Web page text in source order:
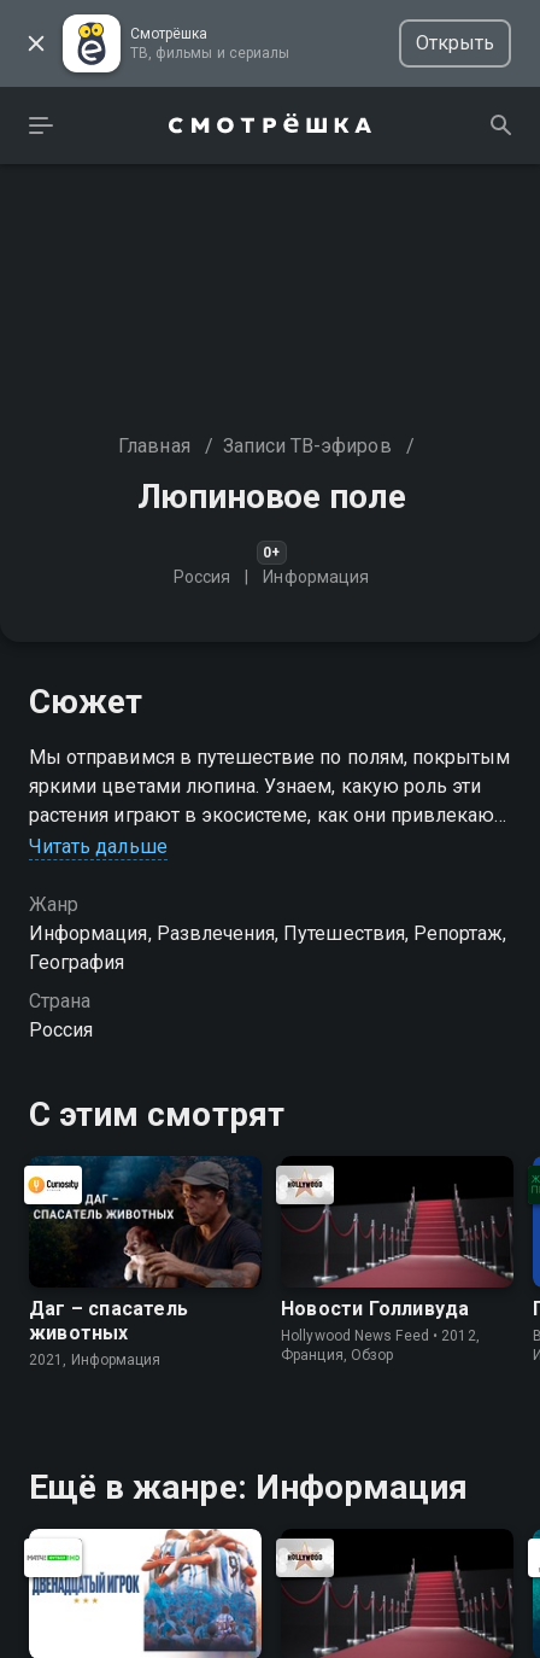
Смотрёшка
ТВ, фильмы и сериалы
Открыть
Главная / Записи ТВ-эфиров /
Люпиновое поле
0+
Россия Информация
Сюжет
Мы отправимся в путешествие по полям, покрытым
яркими цветами люпина. Узнаем, какую роль эти
растения играют в экосистеме, как они привлекают
насекомых-опылителей и создают уникальный
Читать дальше
Жанр
Информация, Развлечения, Путешествия, Репортаж,
География
Страна
Россия
С этим смотрят
Даг – спасатель
животных
2021, Информация
Новости Голливуда
Hollywood News Feed • 2012,
Франция, Обзор
Ещё в жанре: Информация